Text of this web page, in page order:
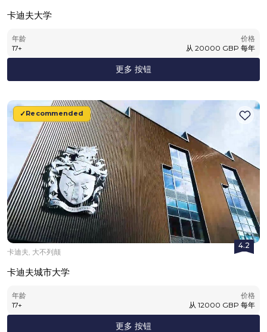
卡迪夫大学
年龄
17+
价格
从 20000 GBP 每年
更多 按钮
Recommended
4.2
卡迪夫, 大不列颠
卡迪夫城市大学
年龄
17+
价格
从 12000 GBP 每年
更多 按钮